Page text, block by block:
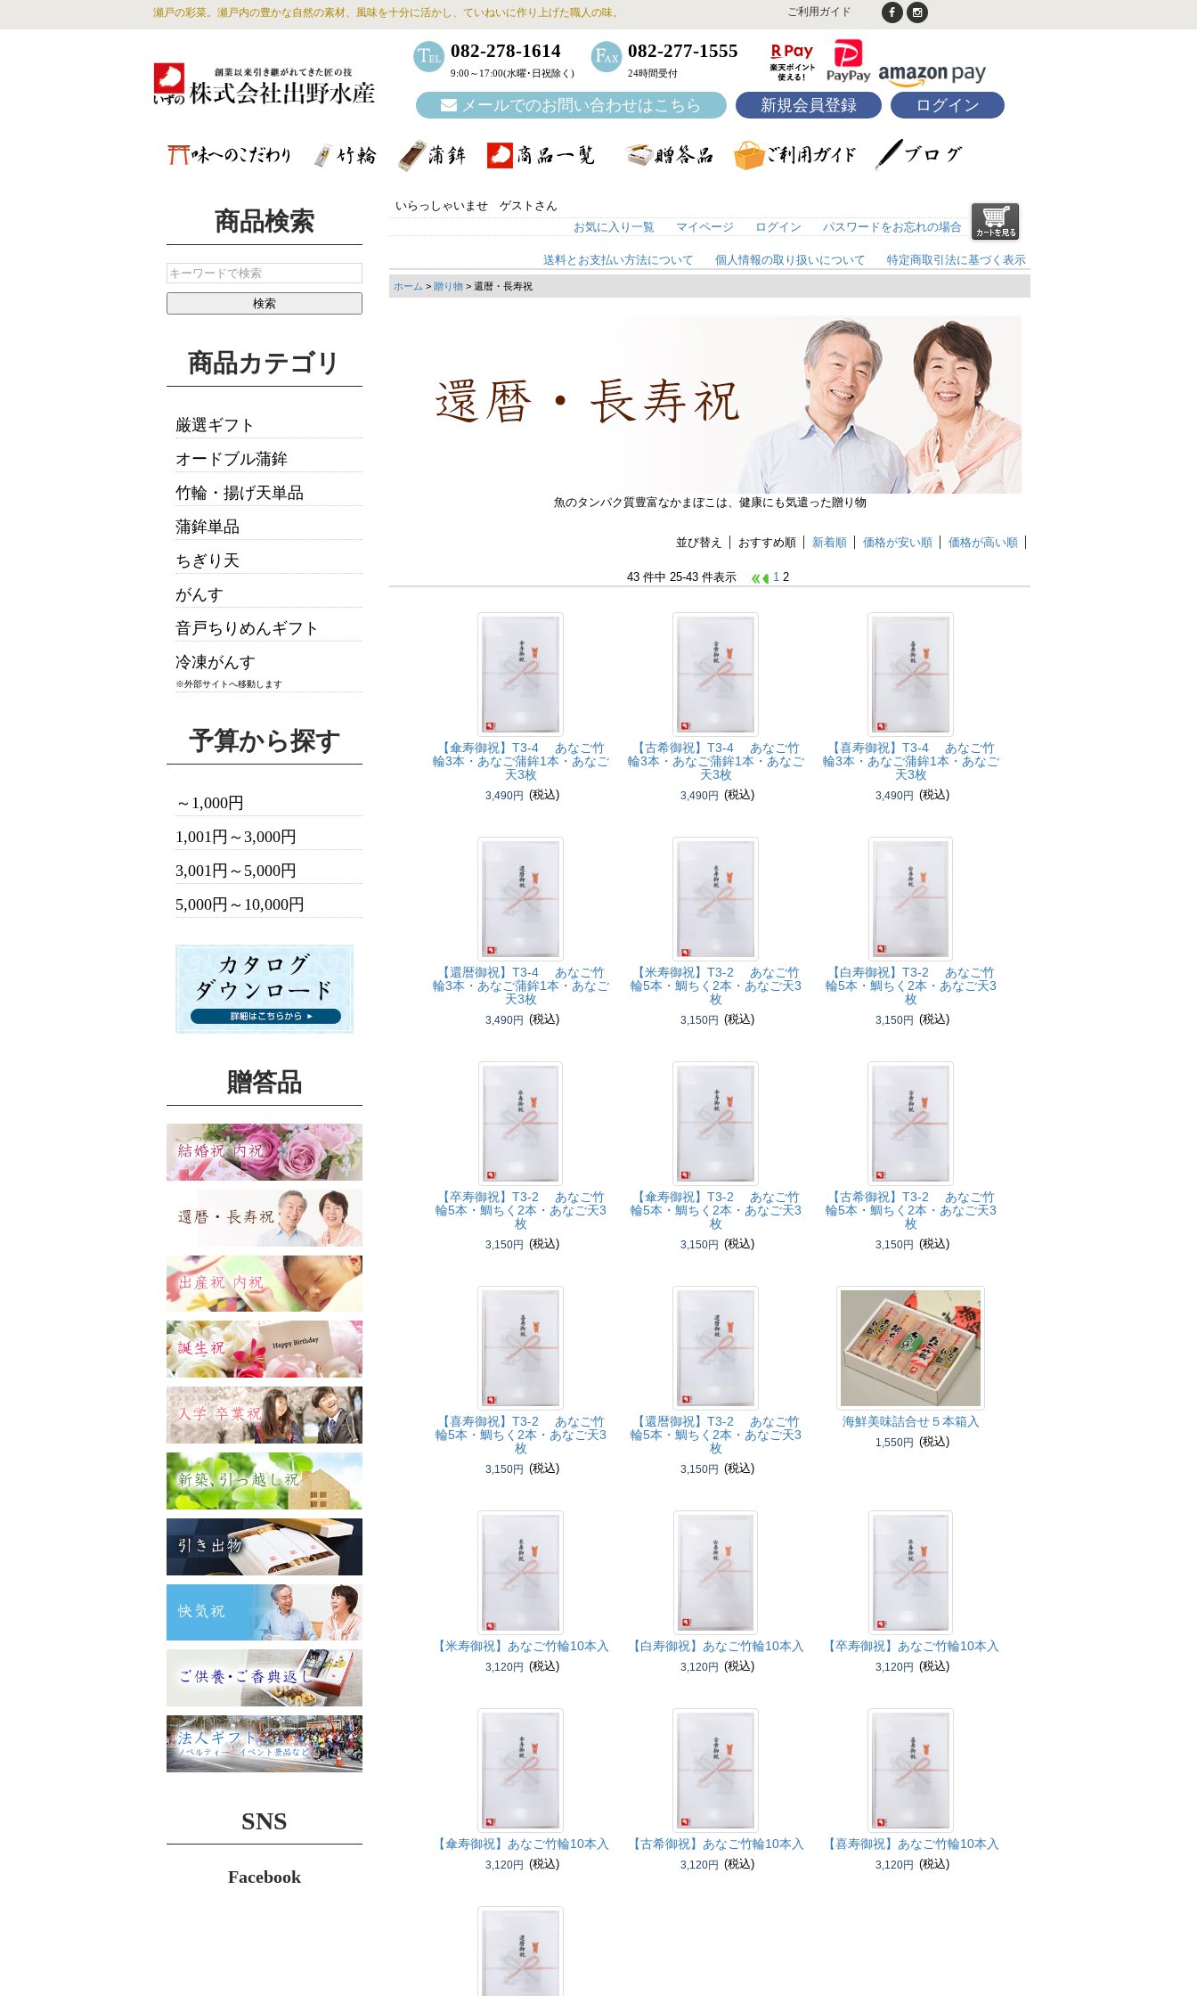
瀬戸の彩菜。瀬戸内の豊かな自然の素材、風味を十分に活かし、ていねいに作り上げた職人の味。 ご利用ガイド
082-278-1614
9:00～17:00(水曜･日祝除く)
082-277-1555
24時間受付
メールでのお問い合わせはこちら 新規会員登録 ログイン
いらっしゃいませ ゲストさん
お気に入り一覧
マイページ ログイン パスワードをお忘れの場合
送料とお支払い方法について 個人情報の取り扱いについて 特定商取引法に基づく表示
ホーム > 贈り物 > 還暦・長寿祝
魚のタンパク質豊富なかまぼこは、健康にも気遣った贈り物
並び替え おすすめ順 新着順 価格が安い順 価格が高い順
43 件中 25-43 件表示 1 2
【傘寿御祝】 T3-4 あなご竹
輪3本・あなご蒲鉾1本・あなご
天3枚
3,490円 (税込)
【古希御祝】 T3-4 あなご竹
輪3本・あなご蒲鉾1本・あなご
天3枚
3,490円 (税込)
【喜寿御祝】 T3-4 あなご竹
輪3本・あなご蒲鉾1本・あなご
天3枚
3,490円 (税込)
【還暦御祝】 T3-4 あなご竹
輪3本・あなご蒲鉾1本・あなご
天3枚
3,490円 (税込)
【米寿御祝】 T3-2 あなご竹
輪5本・鯛ちく2本・あなご天3
枚
3,150円 (税込)
【白寿御祝】 T3-2 あなご竹
輪5本・鯛ちく2本・あなご天3
枚
3,150円 (税込)
【卒寿御祝】 T3-2 あなご竹
輪5本・鯛ちく2本・あなご天3
枚
3,150円 (税込)
【傘寿御祝】 T3-2 あなご竹
輪5本・鯛ちく2本・あなご天3
枚
3,150円 (税込)
【古希御祝】 T3-2 あなご竹
輪5本・鯛ちく2本・あなご天3
枚
3,150円 (税込)
【喜寿御祝】 T3-2 あなご竹
輪5本・鯛ちく2本・あなご天3
枚
3,150円 (税込)
【還暦御祝】 T3-2 あなご竹
輪5本・鯛ちく2本・あなご天3
枚
3,150円 (税込)
海鮮美味詰合せ５本箱入
1,550円 (税込)
【米寿御祝】 あなご竹輪10本入
3,120円 (税込)
【白寿御祝】 あなご竹輪10本入
3,120円 (税込)
【卒寿御祝】 あなご竹輪10本入
3,120円 (税込)
【傘寿御祝】 あなご竹輪10本入
3,120円 (税込)
【古希御祝】 あなご竹輪10本入
3,120円 (税込)
【喜寿御祝】 あなご竹輪10本入
3,120円 (税込)
商品検索
商品カテゴリ
厳選ギフト
オードブル蒲鉾
竹輪・揚げ天単品
蒲鉾単品
ちぎり天
がんす
音戸ちりめんギフト
冷凍がんす
※外部サイトへ移動します
予算から探す
～1,000円
1,001円～3,000円
3,001円～5,000円
5,000円～10,000円
贈答品
SNS
Facebook